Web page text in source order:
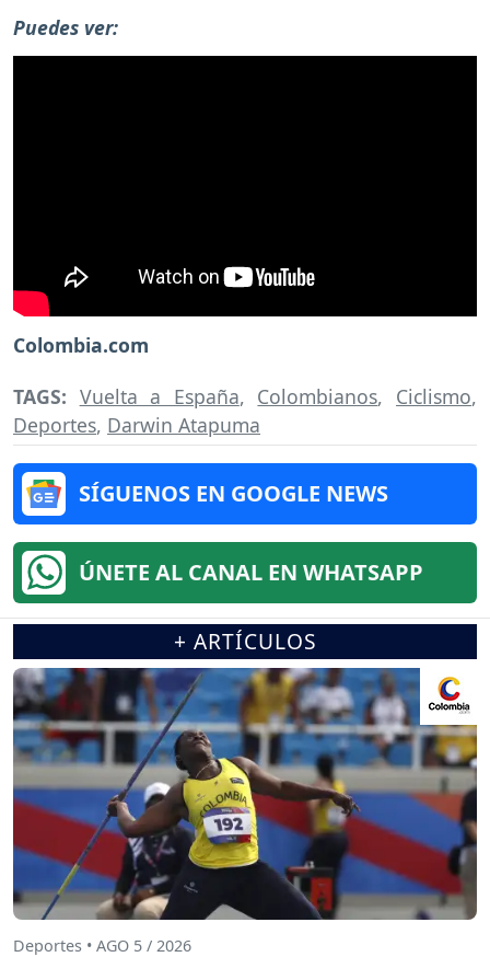
Puedes ver:
Colombia.com
TAGS: Vuelta a España, Colombianos, Ciclismo,
Deportes, Darwin Atapuma
SÍGUENOS EN GOOGLE NEWS
ÚNETE AL CANAL EN WHATSAPP
+ ARTÍCULOS
Deportes • AGO 5 / 2026